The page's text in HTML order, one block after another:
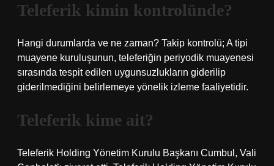
Teleferik kimin kontrolünde?
Hangi durumlarda ve ne zaman? Takip kontrolü; A tipi
muayene kuruluşunun, teleferiğin periyodik muayenesi
sırasında tespit edilen uygunsuzlukların giderilip
giderilmediğini belirlemeye yönelik izleme faaliyetidir.
Teleferik kime ait?
Teleferik Holding Yönetim Kurulu Başkanı Cumbul, Vali